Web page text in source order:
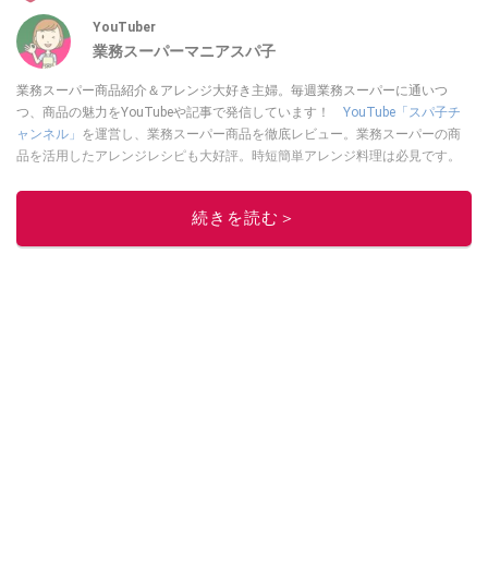
YouTuber
業務スーパーマニアスパ子
業務スーパー商品紹介＆アレンジ大好き主婦。毎週業務スーパーに通いつ
つ、商品の魅力をYouTubeや記事で発信しています！ YouTube「スパ子チ
ャンネル」 を運営し、業務スーパー商品を徹底レビュー。業務スーパーの商
品を活用したアレンジレシピも大好評。時短簡単アレンジ料理は必見です。
このイチオシストの他の記事を読む
続きを読む＞